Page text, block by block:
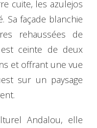
cuite, les azulejos
Sa façade blanchie
rehaussées de
ceinte de deux
et offrant une vue
sur un paysage
Andalou, elle